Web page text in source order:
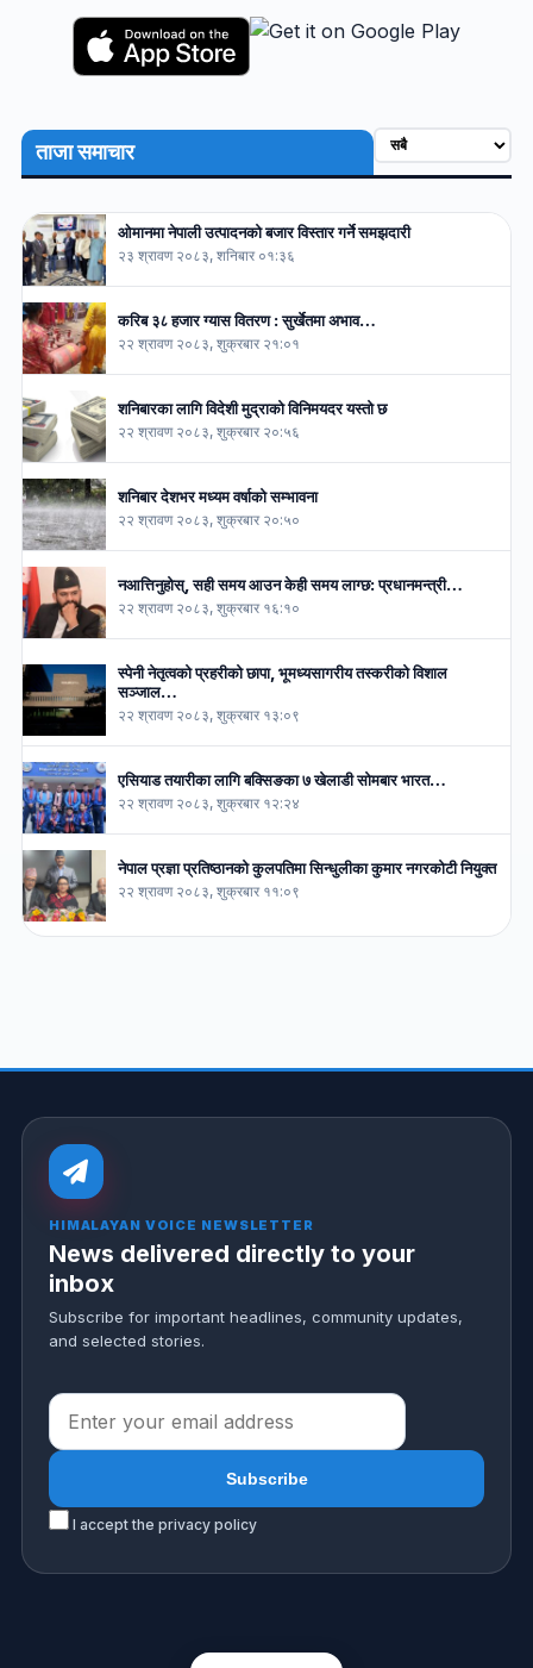
ताजा समाचार
ओमानमा नेपाली उत्पादनको बजार विस्तार गर्ने समझदारी
२३ श्रावण २०८३, शनिबार ०१:३६
करिब ३८ हजार ग्यास वितरण : सुर्खेतमा अभाव…
२२ श्रावण २०८३, शुक्रबार २१:०१
शनिबारका लागि विदेशी मुद्राको विनिमयदर यस्तो छ
२२ श्रावण २०८३, शुक्रबार २०:५६
शनिबार देशभर मध्यम वर्षाको सम्भावना
२२ श्रावण २०८३, शुक्रबार २०:५०
नआत्तिनुहोस्, सही समय आउन केही समय लाग्छ: प्रधानमन्त्री…
२२ श्रावण २०८३, शुक्रबार १६:१०
स्पेनी नेतृत्वको प्रहरीको छापा, भूमध्यसागरीय तस्करीको विशाल
सञ्जाल…
२२ श्रावण २०८३, शुक्रबार १३:०९
एसियाड तयारीका लागि बक्सिङका ७ खेलाडी सोमबार भारत…
२२ श्रावण २०८३, शुक्रबार १२:२४
नेपाल प्रज्ञा प्रतिष्ठानको कुलपतिमा सिन्धुलीका कुमार नगरकोटी नियुक्त
२२ श्रावण २०८३, शुक्रबार ११:०९
HIMALAYAN VOICE NEWSLETTER
News delivered directly to your
inbox
Subscribe for important headlines, community updates,
and selected stories.
I accept the privacy policy